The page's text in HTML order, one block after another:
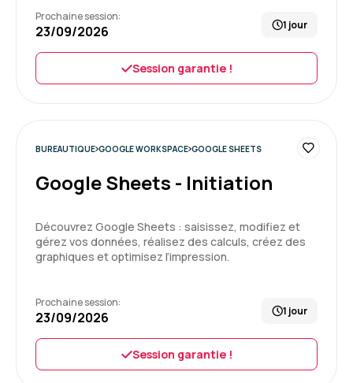
J’ai appris beaucoup de choses dans la
convivialité et la bienveillance
formateurs.
C’est un centre que je recommande
Le 03/07/2026
Prochaine session:
23/09/2026 1 jour
Session garantie !
BUREAUTIQUE GOOGLE WORKSPACE GOOGLE SHEETS
Google Sheets - Initiation
Découvrez Google Sheets : saisissez, modifiez et
gérez vos données, réalisez des calculs, créez des
graphiques et optimisez l’impression.
Prochaine session:
23/09/2026 1 jour
Session garantie !